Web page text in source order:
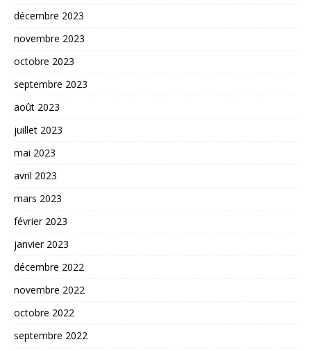
décembre 2023
novembre 2023
octobre 2023
septembre 2023
août 2023
juillet 2023
mai 2023
avril 2023
mars 2023
février 2023
janvier 2023
décembre 2022
novembre 2022
octobre 2022
septembre 2022